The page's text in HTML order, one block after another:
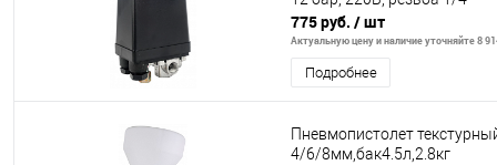
775 руб. / шт
Актуальную цену и наличие уточняйте 8
Подробнее
Пневмопистолет
4/6/8мм,бак4.5л,2.8кг